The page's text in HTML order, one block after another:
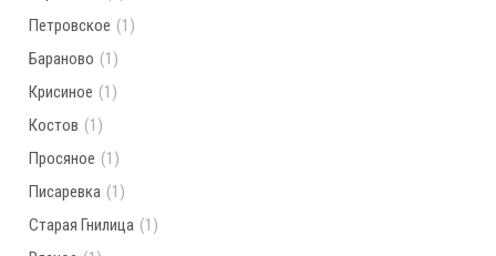
Петровское (1)
Бараново (1)
Крисиное (1)
Костов (1)
Просяное (1)
Писаревка (1)
Старая Гнилица (1)